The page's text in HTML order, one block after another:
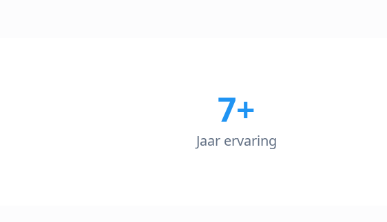
7+
Jaar ervaring